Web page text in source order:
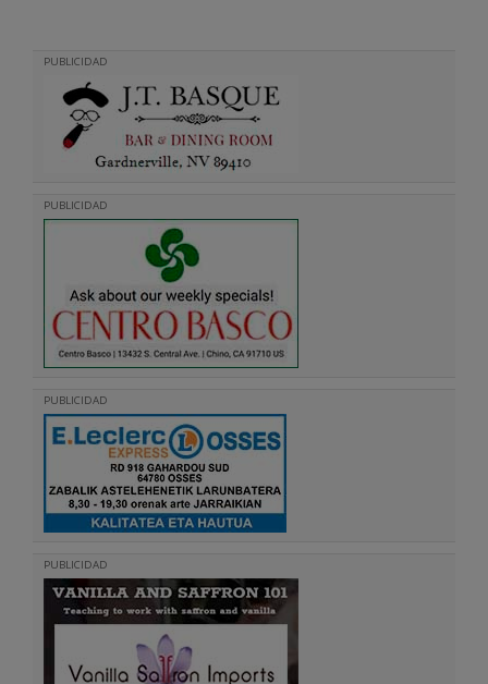
PUBLICIDAD
PUBLICIDAD
PUBLICIDAD
PUBLICIDAD